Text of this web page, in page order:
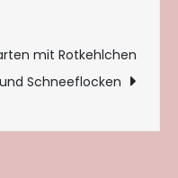
mit Rotkehlchen
und Schneeflocken